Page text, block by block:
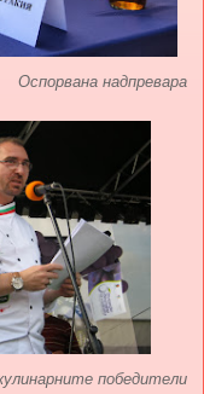
Оспорвана надпревара
победители